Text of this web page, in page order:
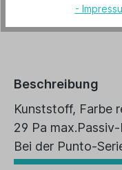
Energiedaten-de-
Beschreibung
Kunststoff, Farbe
29 Pa
Bei der Punto-
-